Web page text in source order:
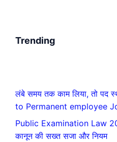
Trending
लंबे समय तक काम लिया, तो पद
to Permanent employee
Public Examination Law
कानून की सख्त सजा और नियम